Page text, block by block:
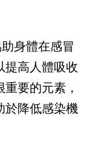
身體在感冒
提高人體吸收
要的元素，
於降低感染機